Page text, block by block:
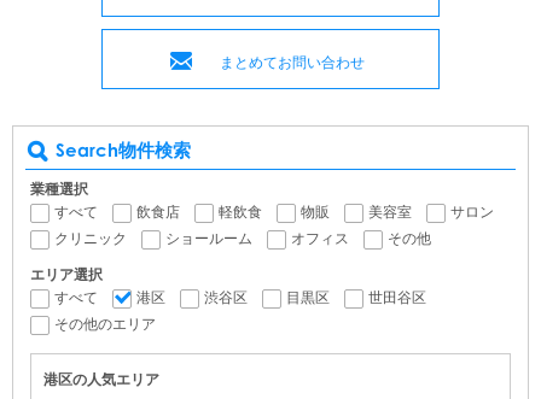
まとめてお問い合わせ
Search物件検索
業種選択
すべて
飲食店 軽飲食 物販 美容室
サロン
クリニック
ショールーム オフィス その他
エリア選択
すべて
港区 渋谷区 目黒区
世田谷区
その他のエリア
港区の人気エリア